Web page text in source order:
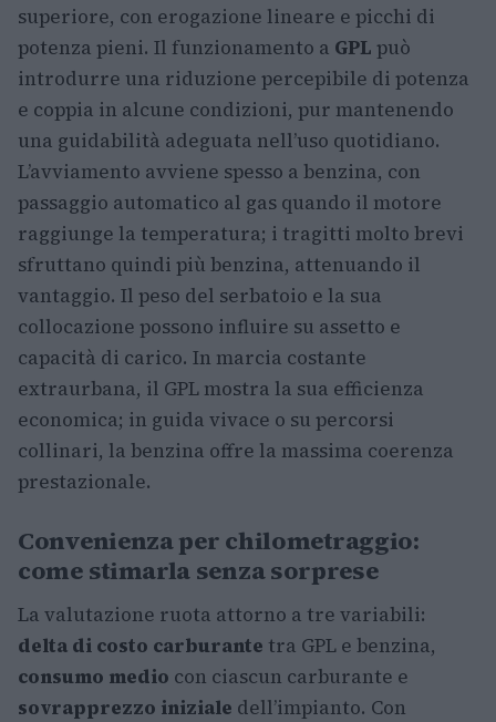
superiore, con erogazione lineare e picchi di
potenza pieni. Il funzionamento a GPL può
introdurre una riduzione percepibile di potenza
e coppia in alcune condizioni, pur mantenendo
una guidabilità adeguata nell’uso quotidiano.
L’avviamento avviene spesso a benzina, con
passaggio automatico al gas quando il motore
raggiunge la temperatura; i tragitti molto brevi
sfruttano quindi più benzina, attenuando il
vantaggio. Il peso del serbatoio e la sua
collocazione possono influire su assetto e
capacità di carico. In marcia costante
extraurbana, il GPL mostra la sua efficienza
economica; in guida vivace o su percorsi
collinari, la benzina offre la massima coerenza
prestazionale.
Convenienza per chilometraggio:
come stimarla senza sorprese
La valutazione ruota attorno a tre variabili:
delta di costo carburante tra GPL e benzina,
consumo medio con ciascun carburante e
sovrapprezzo iniziale dell’impianto. Con